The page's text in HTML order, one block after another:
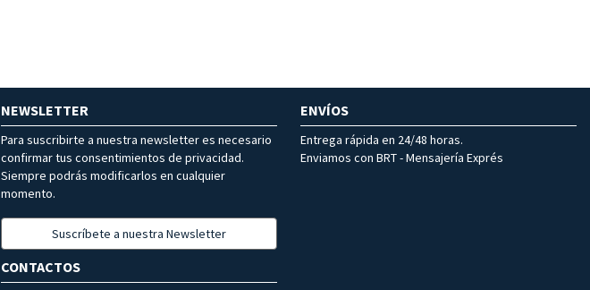
NEWSLETTER
Para suscribirte a nuestra newsletter es necesario
confirmar tus consentimientos de privacidad.
Siempre podrás modificarlos en cualquier
momento.
Suscríbete a nuestra Newsletter
ENVÍOS
Entrega rápida en 24/48 horas.
Enviamos con BRT - Mensajería Exprés
CONTACTOS